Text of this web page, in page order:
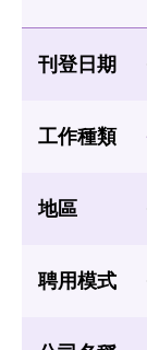
刊登日期
工作種類
地區
聘用模式